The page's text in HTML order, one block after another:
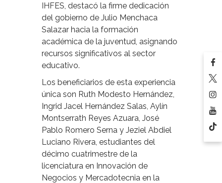
IHFES, destacó la firme dedicación
del gobierno de Julio Menchaca
Salazar hacia la formación
académica de la juventud, asignando
recursos significativos al sector
educativo.
Los beneficiarios de esta experiencia
única son Ruth Modesto Hernández,
Ingrid Jacel Hernández Salas, Aylín
Montserrath Reyes Azuara, José
Pablo Romero Serna y Jeziel Abdiel
Luciano Rivera, estudiantes del
décimo cuatrimestre de la
licenciatura en Innovación de
Negocios y Mercadotecnia en la